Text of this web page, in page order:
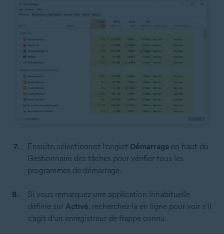
Ensuite, sélectionnez l’onglet Démarrage en haut du
Gestionnaire des tâches pour vérifier tous les
programmes de démarrage.
Si vous remarquez une application inhabituelle
définie sur Activé, recherchez-la en ligne pour voir s’il
s’agit d’un enregistreur de frappe connu.